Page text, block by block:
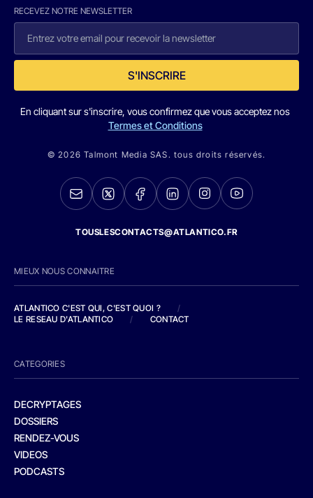
RECEVEZ NOTRE NEWSLETTER
S'INSCRIRE
En cliquant sur s'inscrire, vous confirmez que vous acceptez nos
Termes et Conditions
© 2026 Talmont Media SAS. tous droits réservés.
TOUSLESCONTACTS@ATLANTICO.FR
MIEUX NOUS CONNAITRE
ATLANTICO C'EST QUI, C'EST QUOI ?
/
LE RESEAU D'ATLANTICO
/ CONTACT
CATEGORIES
DECRYPTAGES
DOSSIERS
RENDEZ-VOUS
VIDEOS
PODCASTS